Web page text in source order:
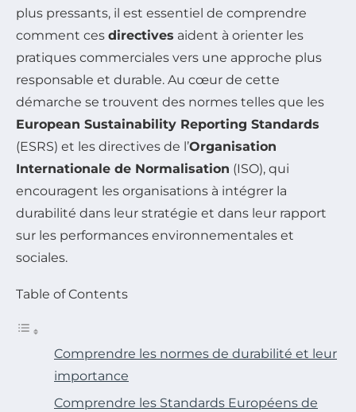
plus pressants, il est essentiel de comprendre
comment ces directives aident à orienter les
pratiques commerciales vers une approche plus
responsable et durable. Au cœur de cette
démarche se trouvent des normes telles que les
European Sustainability Reporting Standards
(ESRS) et les directives de l’Organisation
Internationale de Normalisation (ISO), qui
encouragent les organisations à intégrer la
durabilité dans leur stratégie et dans leur rapport
sur les performances environnementales et
sociales.
Table of Contents
Comprendre les normes de durabilité et leur
importance
Comprendre les Standards Européens de